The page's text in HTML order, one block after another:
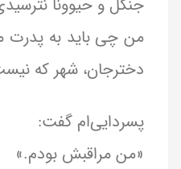
جنگل و حیوونا
من چی باید به پدرت
دخترجان، شهر که
پسردایی‌ام گفت:
«من مراقبش بودم.»